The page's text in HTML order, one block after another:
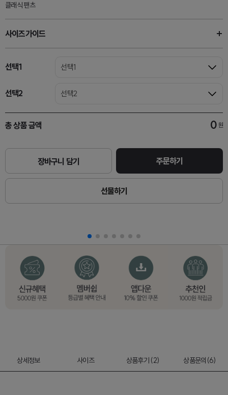
클래식 팬츠
사이즈가이드
선택1 선택1
선택2 선택2
총 상품 금액 0 원
장바구니 담기 주문하기
선물하기
상세정보 사이즈 상품후기 (2) 상품문의(6)